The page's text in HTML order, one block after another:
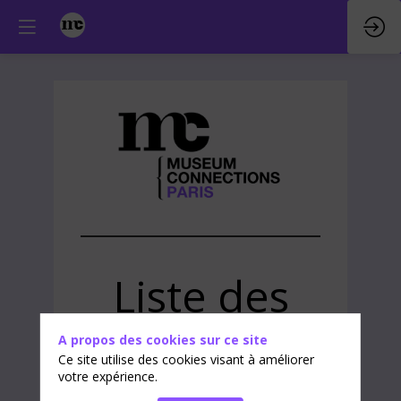
Liste des
exposants
A propos des cookies sur ce site
Ce site utilise des cookies visant à améliorer
votre expérience.